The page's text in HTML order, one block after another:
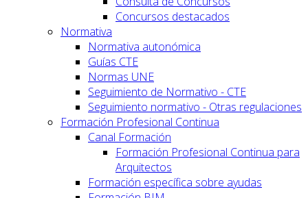
Concursos destacados
Normativa
Normativa autonómica
Guías CTE
Normas UNE
Seguimiento de Normativo - CTE
Seguimiento normativo - Otras regulaciones
Formación Profesional Continua
Canal Formación
Formación Profesional Continua para
Arquitectos
Formación específica sobre ayudas